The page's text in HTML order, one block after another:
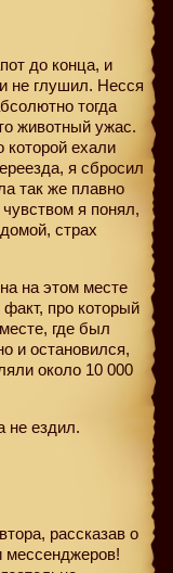
до конца, и
не глушил. Несся
тогда
животный ужас.
которой ехали
я сбросил
так же плавно
я понял,
страх
на этом месте
про который
где был
и остановился,
около 10 000
не ездил.
рассказав о
мессенджеров!